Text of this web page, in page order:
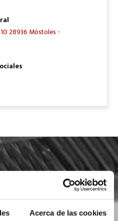
Acerca de las cookies
28936 Móstoles -